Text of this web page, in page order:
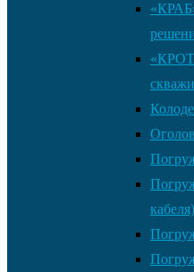
кабеля)